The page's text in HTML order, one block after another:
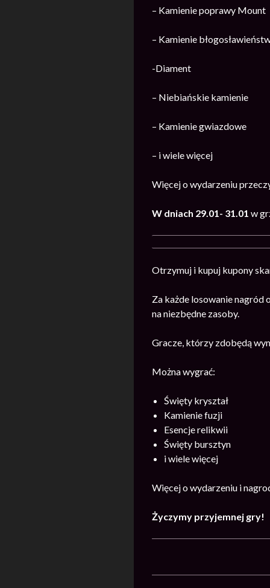
– Kamienie poprawy Mount
– Kamienie
-Diament
– Niebiańskie kamienie
– Kamienie gwiazdowe
– i wiele więcej
Więcej o wydarzeniu
W dniach 29.01- 31.01 w
Otrzymuj i kupuj kupony
Za każde losowanie nagród
na niezbędne zasoby.
Gracze, którzy zdobędą
Można wygrać:
Święty kryształ
Kamienie fuzji
Esencje relikwii
Święty bursztyn
i wiele więcej
Więcej o wydarzeniu i
Życzymy przyjemnej gry!